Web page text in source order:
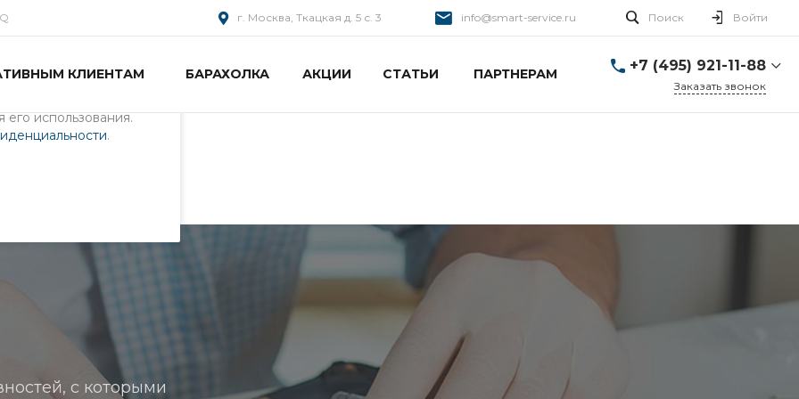
и
использования.
.
г. Москва, Ткацкая д. 5 с. 3 info@smart-service.ru Поиск Войти
КЛИЕНТАМ БАРАХОЛКА АКЦИИ СТАТЬИ ПАРТНЕРАМ
+7 (495) 921-11-88
Заказать звонок
с которыми